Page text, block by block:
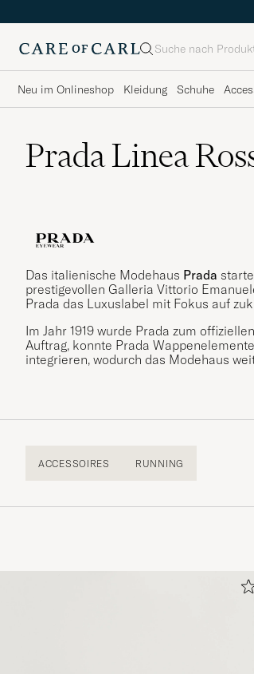
Suche
Neu im Onlineshop Kleidung Schuhe
Prada Linea
Das italienische Modehaus Prada
prestigevollen Galleria Vittorio
Prada das Luxuslabel mit Fokus auf
Im Jahr 1919 wurde Prada zum
Auftrag, konnte Prada
integrieren, wodurch das Modehaus
ACCESSOIRES RUNNING